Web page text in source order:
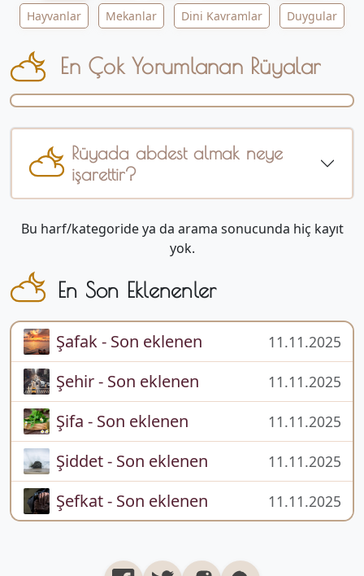
Hayvanlar
Mekanlar Dini Kavramlar Duygular
En Çok Yorumlanan Rüyalar
Rüyada abdest almak neye
işarettir?
Bu harf/kategoride ya da arama sonucunda hiç kayıt
yok.
En Son Eklenenler
Şafak - Son eklenen 11.11.2025
Şehir - Son eklenen 11.11.2025
Şifa - Son eklenen 11.11.2025
Şiddet - Son eklenen 11.11.2025
Şefkat - Son eklenen 11.11.2025